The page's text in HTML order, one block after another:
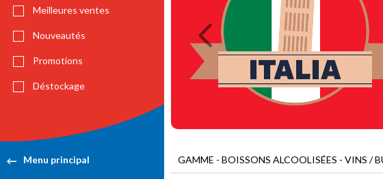
Meilleures ventes
Nouveautés
Promotions
Déstockage
Menu principal GAMME - BOISSONS ALCOOLISÉES - VINS /